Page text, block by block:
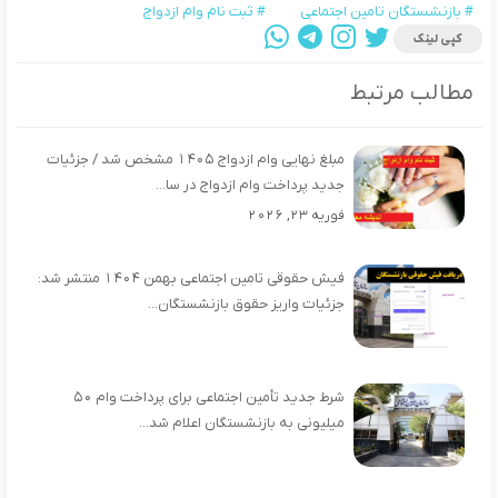
# بازنشستگان تامین اجتماعی # ثبت نام وام ازدواج
کپی لینک
مطالب مرتبط
مبلغ نهایی وام ازدواج ۱۴۰۵ مشخص شد / جزئیات
جدید پرداخت وام ازدواج در سا...
فوریه 23, 2026
فیش حقوقی تامین اجتماعی بهمن ۱۴۰۴ منتشر شد:
جزئیات واریز حقوق بازنشستگان...
شرط جدید تأمین اجتماعی برای پرداخت وام ۵۰
میلیونی به بازنشستگان اعلام شد...